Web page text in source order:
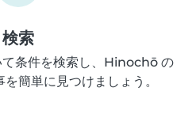
検索
て条件を検索し、Hinochō の
簡単に見つけましょう。